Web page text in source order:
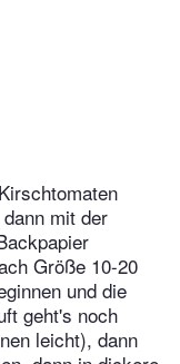
mit der
Größe 10-20
und die
geht's noch
leicht), dann